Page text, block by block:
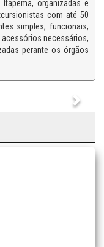
organizadas e
com até 50
simples, funcionais,
necessários,
perante os órgãos